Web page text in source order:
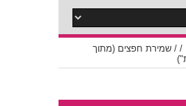
/
/ שמירת חפצים (מתוך